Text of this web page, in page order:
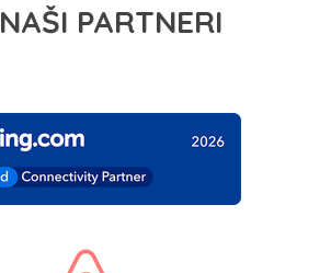
NAŠI PARTNERI